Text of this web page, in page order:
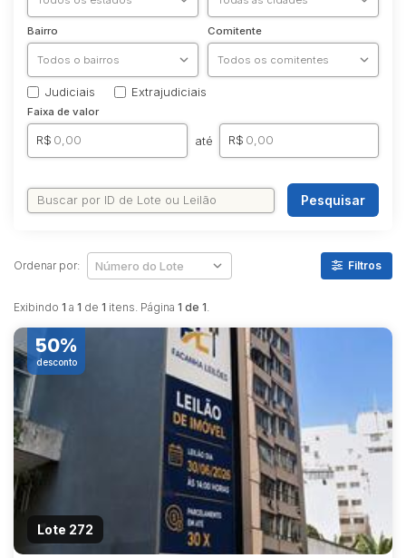
Bairro Comitente
Judiciais Extrajudiciais
Faixa de valor
R$ até R$
Pesquisar
Exibindo 1 a 1 de 1 itens. Página 1 de 1.
Ordenar por: Filtros
50%
desconto
Lote 272